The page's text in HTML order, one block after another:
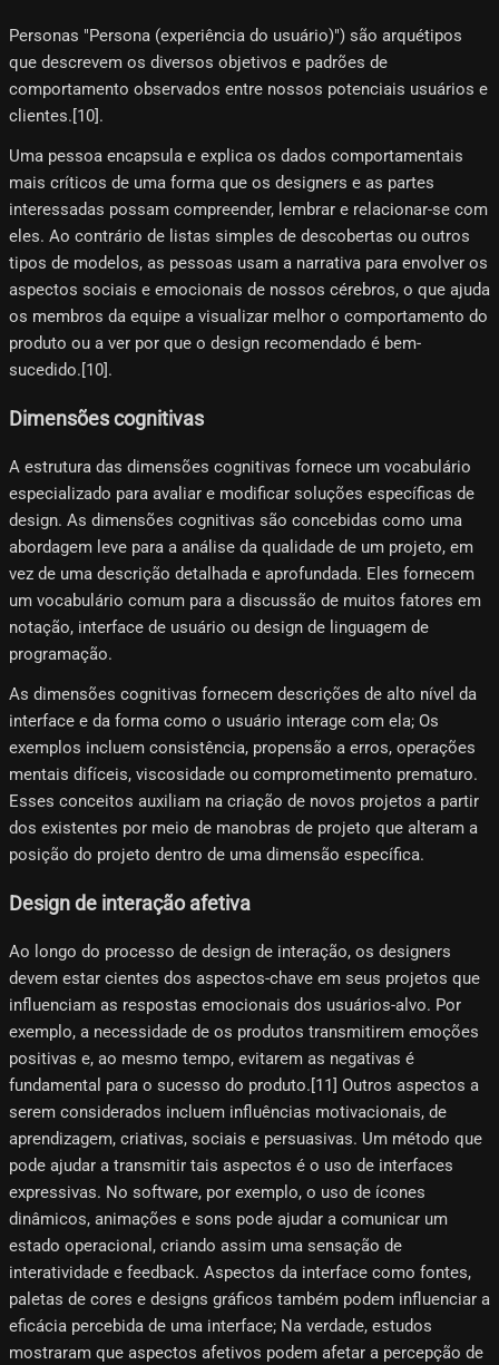
Personas "Persona (experiência do usuário)") são arquétipos
que descrevem os diversos objetivos e padrões de
comportamento observados entre nossos potenciais usuários e
clientes.[10]​.
Uma pessoa encapsula e explica os dados comportamentais
mais críticos de uma forma que os designers e as partes
interessadas possam compreender, lembrar e relacionar-se com
eles. Ao contrário de listas simples de descobertas ou outros
tipos de modelos, as pessoas usam a narrativa para envolver os
aspectos sociais e emocionais de nossos cérebros, o que ajuda
os membros da equipe a visualizar melhor o comportamento do
produto ou a ver por que o design recomendado é bem-
sucedido.[10]​.
Dimensões cognitivas
A estrutura das dimensões cognitivas fornece um vocabulário
especializado para avaliar e modificar soluções específicas de
design. As dimensões cognitivas são concebidas como uma
abordagem leve para a análise da qualidade de um projeto, em
vez de uma descrição detalhada e aprofundada. Eles fornecem
um vocabulário comum para a discussão de muitos fatores em
notação, interface de usuário ou design de linguagem de
programação.
As dimensões cognitivas fornecem descrições de alto nível da
interface e da forma como o usuário interage com ela; Os
exemplos incluem consistência, propensão a erros, operações
mentais difíceis, viscosidade ou comprometimento prematuro.
Esses conceitos auxiliam na criação de novos projetos a partir
dos existentes por meio de manobras de projeto que alteram a
posição do projeto dentro de uma dimensão específica.
Design de interação afetiva
Ao longo do processo de design de interação, os designers
devem estar cientes dos aspectos-chave em seus projetos que
influenciam as respostas emocionais dos usuários-alvo. Por
exemplo, a necessidade de os produtos transmitirem emoções
positivas e, ao mesmo tempo, evitarem as negativas é
fundamental para o sucesso do produto.[11] Outros aspectos a
serem considerados incluem influências motivacionais, de
aprendizagem, criativas, sociais e persuasivas. Um método que
pode ajudar a transmitir tais aspectos é o uso de interfaces
expressivas. No software, por exemplo, o uso de ícones
dinâmicos, animações e sons pode ajudar a comunicar um
estado operacional, criando assim uma sensação de
interatividade e feedback. Aspectos da interface como fontes,
paletas de cores e designs gráficos também podem influenciar a
eficácia percebida de uma interface; Na verdade, estudos
mostraram que aspectos afetivos podem afetar a percepção de